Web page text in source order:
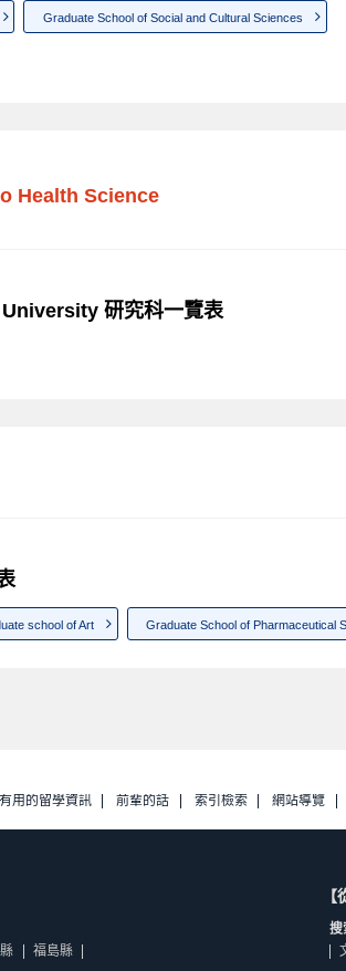
Graduate School of Social and Cultural Sciences
Health Science
研究科一覽表
school of Art Graduate School of Pharmaceutical
有用的留學資訊 前輩的話 索引檢索 網站導覽
福島縣
搜